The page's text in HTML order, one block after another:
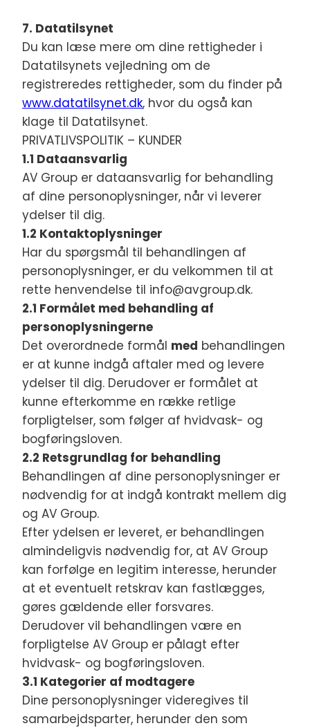
7. Datatilsynet
Du kan læse mere om dine rettigheder i
Datatilsynets vejledning om de
registreredes rettigheder, som du finder på
www.datatilsynet.dk, hvor du også kan
klage til Datatilsynet.
PRIVATLIVSPOLITIK – KUNDER
1.1 Dataansvarlig
AV Group er dataansvarlig for behandling
af dine personoplysninger, når vi leverer
ydelser til dig.
1.2 Kontaktoplysninger
Har du spørgsmål til behandlingen af
personoplysninger, er du velkommen til at
rette henvendelse til info@avgroup.dk.
2.1 Formålet med behandling af
personoplysningerne
Det overordnede formål med behandlingen
er at kunne indgå aftaler med og levere
ydelser til dig. Derudover er formålet at
kunne efterkomme en række retlige
forpligtelser, som følger af hvidvask- og
bogføringsloven.
2.2 Retsgrundlag for behandling
Behandlingen af dine personoplysninger er
nødvendig for at indgå kontrakt mellem dig
og AV Group.
Efter ydelsen er leveret, er behandlingen
almindeligvis nødvendig for, at AV Group
kan forfølge en legitim interesse, herunder
at et eventuelt retskrav kan fastlægges,
gøres gældende eller forsvares.
Derudover vil behandlingen være en
forpligtelse AV Group er pålagt efter
hvidvask- og bogføringsloven.
3.1 Kategorier af modtagere
Dine personoplysninger videregives til
samarbejdsparter, herunder den som